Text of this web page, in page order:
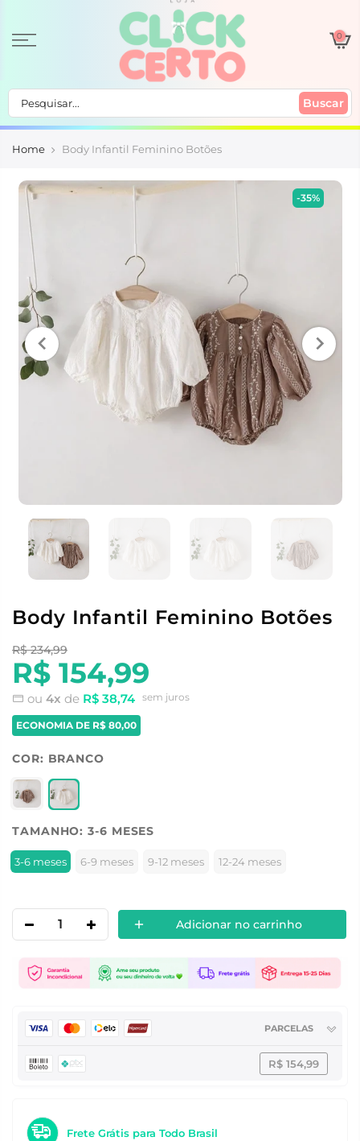
0
Buscar
Home Body Infantil Feminino Botões
-35%
Body Infantil Feminino Botões
R$ 234,99
R$ 154,99
ou 4x de R$ 38,74 sem juros
ECONOMIA DE R$ 80,00
COR: BRANCO
TAMANHO:3-6 MESES
3-6 meses 6-9 meses 9-12 meses 12-24 meses
Adicionar no carrinho
PARCELAS
R$ 154,99
Frete Grátis para Todo Brasil